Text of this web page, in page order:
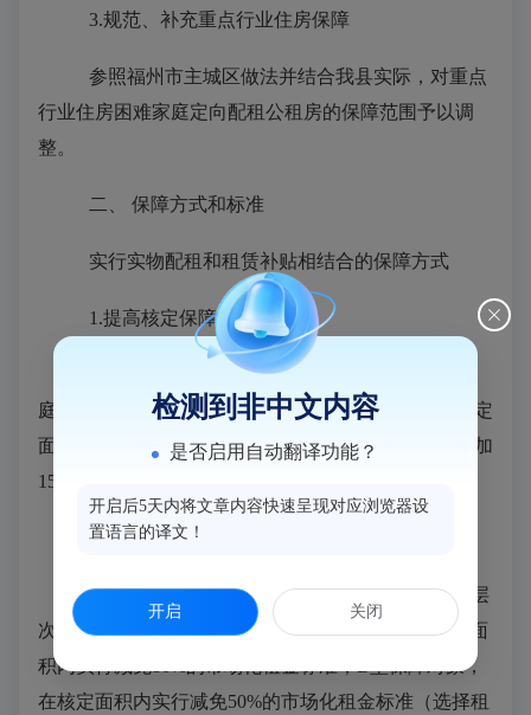
3.规范、 补充重点行业住房保障
参照福州市主城区做法并结合我县实际， 对重点
行业住房 困难家庭定向配租公租房的保障范围予以调
整。
二、 保障方式和标准
实行实物配租和租赁补贴相结合的保障方式
1.提高核定保障配租面积
申请家庭的人口数，
庭分别按
45、55、65平方米核定保障配租面积，在核定
面积内实行减免市场化租金标准。各档 保障面积
增加
15平方米
2.建立多层次保障体系
按照申请家庭的保障类型（A、B、C型），分层
次适用不同的租金优惠政策 ：A型保障对象，在核定面
积内实行减免80%的市场化租金标准；B型保障对象，
在核定面积内实行减免50%的市场化租金标准（选择租
检测到非中文内容
是否启用自动翻译功能？
开启后5天内将文章内容快速呈现对应浏览器设
置语言的译文！
开启 关闭